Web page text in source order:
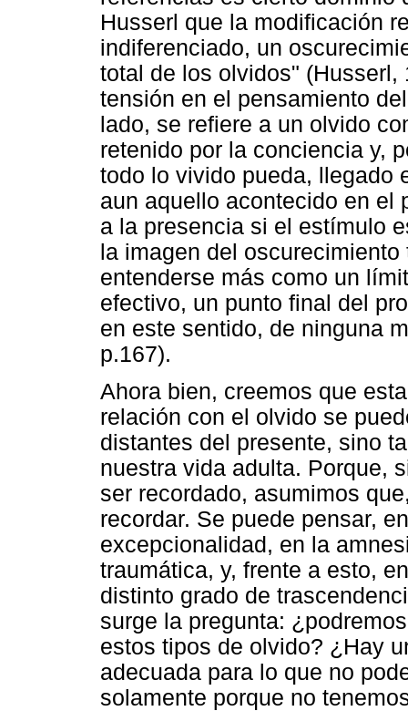
Husserl que la modificación
indiferenciado, un
total de los olvidos"
tensión en el pensamiento
lado, se refiere a un olvido
retenido por la conciencia y,
todo lo vivido pueda, llegado
aun aquello acontecido en el
a la presencia si el estímulo
la imagen del
entenderse más como un
efectivo, un punto final del
en este sentido, de ninguna
p.167).
Ahora bien, creemos que
relación con el olvido se
distantes del presente, sino
nuestra vida adulta. Porque,
ser recordado, asumimos
recordar. Se puede pensar,
excepcionalidad, en la
traumática, y, frente a esto,
distinto grado de
surge la pregunta:
estos tipos de olvido? ¿Hay
adecuada para lo que no
solamente porque no